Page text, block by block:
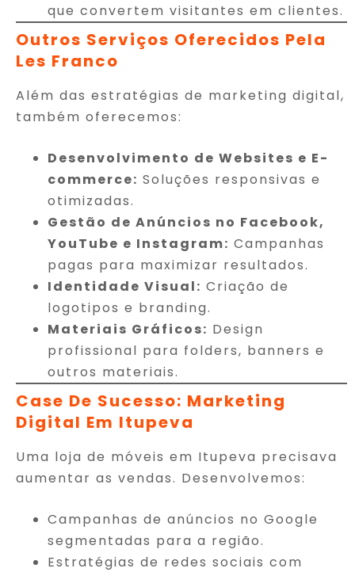
que convertem visitantes em clientes.
Outros Serviços Oferecidos Pela
Les Franco
Além das estratégias de marketing digital,
também oferecemos:
Desenvolvimento de Websites e E-
commerce: Soluções responsivas e
otimizadas.
Gestão de Anúncios no Facebook,
YouTube e Instagram: Campanhas
pagas para maximizar resultados.
Identidade Visual: Criação de
logotipos e branding.
Materiais Gráficos: Design
profissional para folders, banners e
outros materiais.
Case De Sucesso: Marketing
Digital Em Itupeva
Uma loja de móveis em Itupeva precisava
aumentar as vendas. Desenvolvemos:
Campanhas de anúncios no Google
segmentadas para a região.
Estratégias de redes sociais com